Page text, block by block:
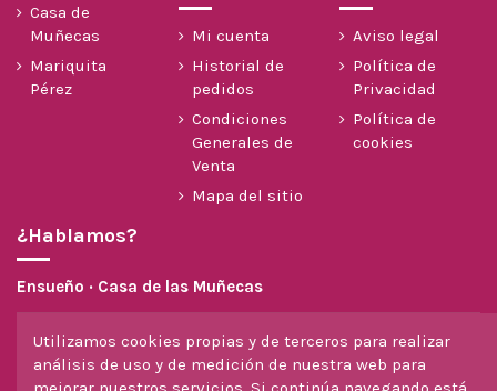
Casa de
Muñecas
Mariquita
Pérez
Mi cuenta
Historial de
pedidos
Condiciones
Generales de
Venta
Mapa del sitio
Aviso legal
Política de
Privacidad
Política de
cookies
¿Hablamos?
Ensueño · Casa de las Muñecas
info@casadelasmunecas.com
Utilizamos cookies propias y de terceros para realizar
análisis de uso y de medición de nuestra web para